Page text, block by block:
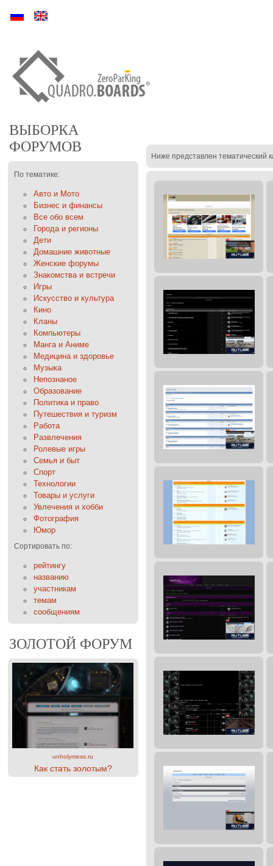
Ру En
ВЫБОРКА
ФОРУМОВ
По тематике:
Авто и Мото
Бизнес и финансы
Все обо всем
Города и регионы
Дети
Домашние животные
Женские форумы
Знакомства и встречи
Игры
Искусство и культура
Кино
Кланы
Компьютеры
Манга и Аниме
Медицина и здоровье
Музыка
Непознаное
Образование
Политика и право
Путешествия и туризм
Работа
Развлечения
Ролевые игры
Семья и быт
Спорт
Технологии
Товары и услуги
Увлечения и хобби
Фотография
Юмор
Сортировать по:
рейтингу
названию
участникам
темам
сообщениям
ЗОЛОТОЙ ФОРУМ
unholymess.ru
Как стать золотым?
Ниже представлен тематический